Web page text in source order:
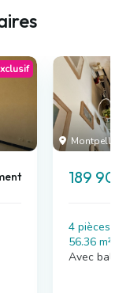
Montpellier
189
4 pièces , 2
56.36 m²
Avec